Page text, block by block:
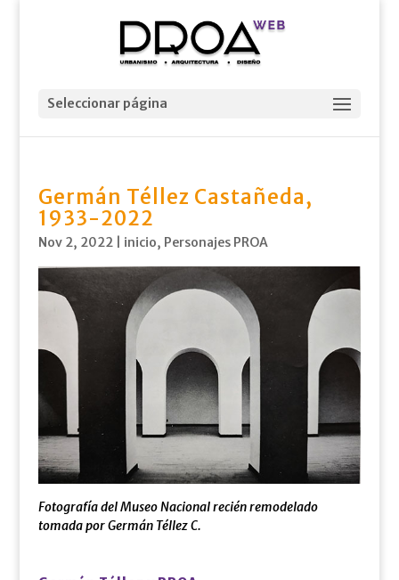
Seleccionar página
Germán Téllez Castañeda,
1933-2022
Nov 2, 2022| inicio, Personajes PROA
Fotografía del Museo Nacional recién remodelado
tomada por Germán Téllez C.